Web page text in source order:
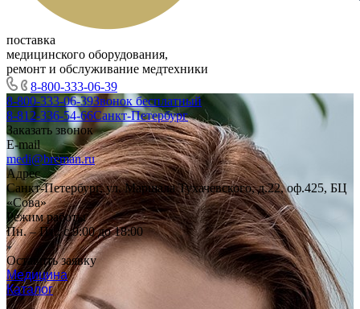
поставка
медицинского оборудования,
ремонт и обслуживание медтехники
8-800-333-06-39
8-800-333-06-39Звонок бесплатный
8-812-336-54-66Санкт-Петербург
Заказать звонок
E-mail
medi@breman.ru
Адрес
Санкт-Петербург, ул. Маршала Тухачевского, д.22, оф.425, БЦ
«Сова»
Режим работы
Пн. – Пт.: с 9:00 до 18:00
Оставить заявку
Медицина
Каталог